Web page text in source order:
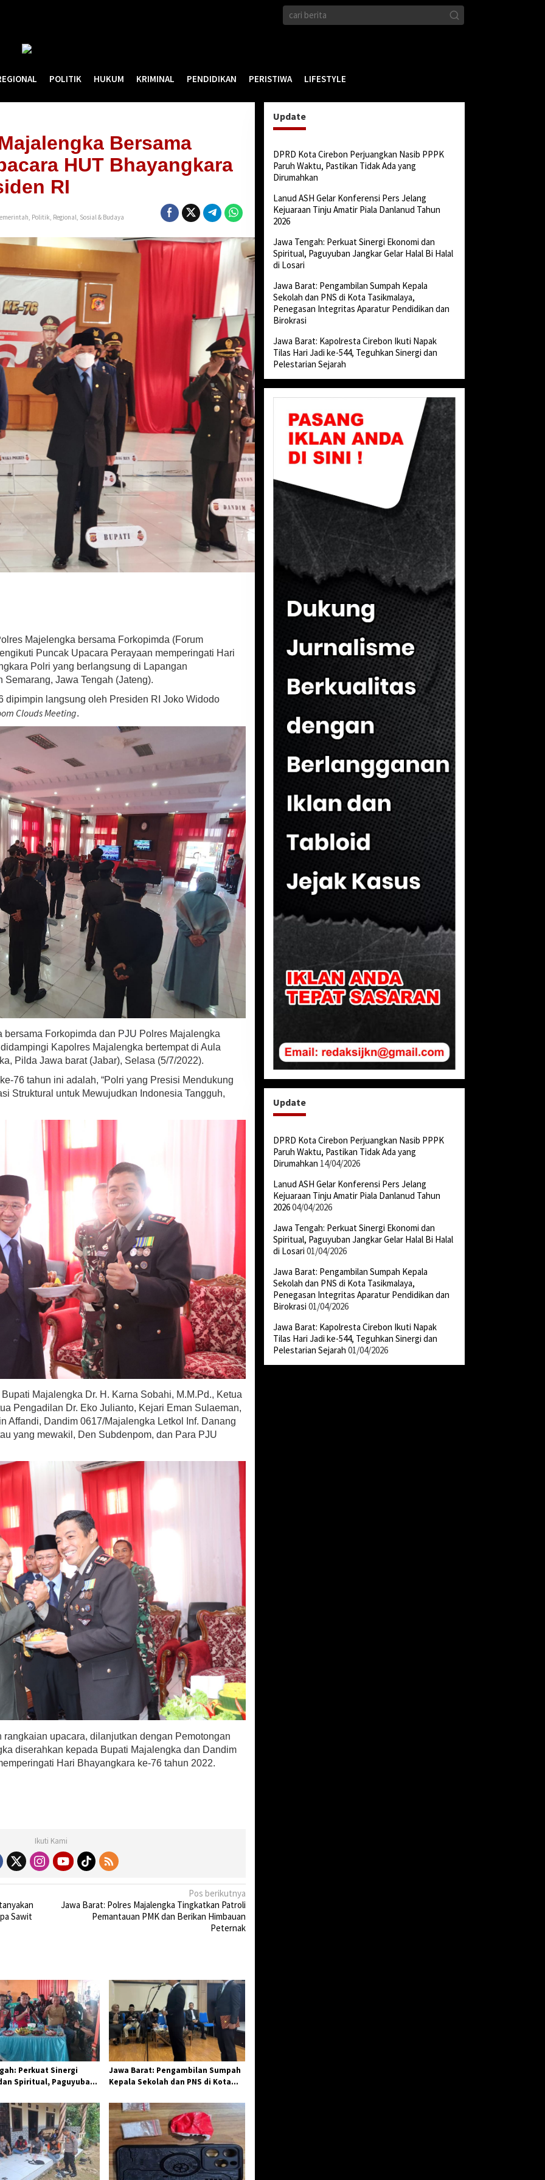
POLITIK HUKUM KRIMINAL PENDIDIKAN PERISTIWA LIFESTYLE
Bersama
HUT Bhayangkara
RI
, Politik, Regional, Sosial & Budaya
Majelengka bersama Forkopimda (Forum
Puncak Upacara Perayaan memperingati Hari
Polri yang berlangsung di Lapangan
Jawa Tengah (Jateng).
dipimpin langsung oleh Presiden RI Joko Widodo
Clouds Meeting.
Forkopimda dan PJU Polres Majalengka
Kapolres Majalengka bertempat di Aula
Pilda Jawa barat (Jabar), Selasa (5/7/2022).
76 tahun ini adalah, “Polri yang Presisi Mendukung
Struktural untuk Mewujudkan Indonesia Tangguh,
Majalengka Dr. H. Karna Sobahi, M.M.Pd., Ketua
Pengadilan Dr. Eko Julianto, Kejari Eman Sulaeman,
Affandi, Dandim 0617/Majalengka Letkol Inf. Danang
yang mewakil, Den Subdenpom, dan Para PJU
rangkaian upacara, dilanjutkan dengan Pemotongan
diserahkan kepada Bupati Majalengka dan Dandim
Hari Bhayangkara ke-76 tahun 2022.
Ikuti Kami
Sawit
Pos berikutnya
Jawa Barat: Polres Majalengka Tingkatkan Patroli
Pemantauan PMK dan Berikan Himbauan
Peternak
Perkuat Sinergi
Spiritual, Paguyuban
Jawa Barat: Pengambilan Sumpah
Kepala Sekolah dan PNS di Kota
Integritas Aparatur Pendidikan dan
Birokrasi
Update
DPRD Kota Cirebon Perjuangkan Nasib PPPK
Paruh Waktu, Pastikan Tidak Ada yang
Dirumahkan
Lanud ASH Gelar Konferensi Pers Jelang
Kejuaraan Tinju Amatir Piala Danlanud Tahun
2026
Jawa Tengah: Perkuat Sinergi Ekonomi dan
Spiritual, Paguyuban Jangkar Gelar Halal Bi Halal
di Losari
Jawa Barat: Pengambilan Sumpah Kepala
Sekolah dan PNS di Kota Tasikmalaya,
Penegasan Integritas Aparatur Pendidikan dan
Birokrasi
Jawa Barat: Kapolresta Cirebon Ikuti Napak
Tilas Hari Jadi ke-544, Teguhkan Sinergi dan
Pelestarian Sejarah
Update
DPRD Kota Cirebon Perjuangkan Nasib PPPK
Paruh Waktu, Pastikan Tidak Ada yang
Dirumahkan 14/04/2026
Lanud ASH Gelar Konferensi Pers Jelang
Kejuaraan Tinju Amatir Piala Danlanud Tahun
202604/04/2026
Jawa Tengah: Perkuat Sinergi Ekonomi dan
Spiritual, Paguyuban Jangkar Gelar Halal Bi Halal
di Losari 01/04/2026
Jawa Barat: Pengambilan Sumpah Kepala
Sekolah dan PNS di Kota Tasikmalaya,
Penegasan Integritas Aparatur Pendidikan dan
Birokrasi 01/04/2026
Jawa Barat: Kapolresta Cirebon Ikuti Napak
Tilas Hari Jadi ke-544, Teguhkan Sinergi dan
Pelestarian Sejarah 01/04/2026